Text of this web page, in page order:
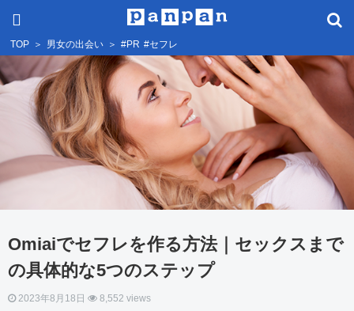
TOP ＞ 男女の出会い ＞ #PR #セフレ
Omiaiでセフレを作る方法｜セックスまで
の具体的な5つのステップ
2023年8月18日 8,552 views